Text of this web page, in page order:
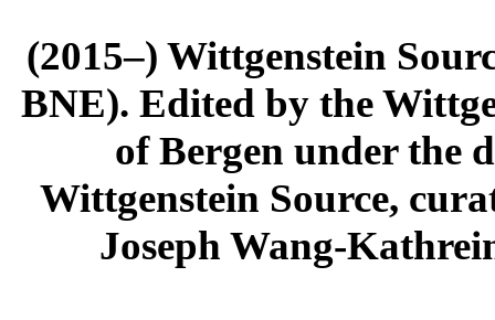
(2015–) Wittgenstein
BNE). Edited by the
of Bergen under the
Wittgenstein Source,
Joseph Wang-